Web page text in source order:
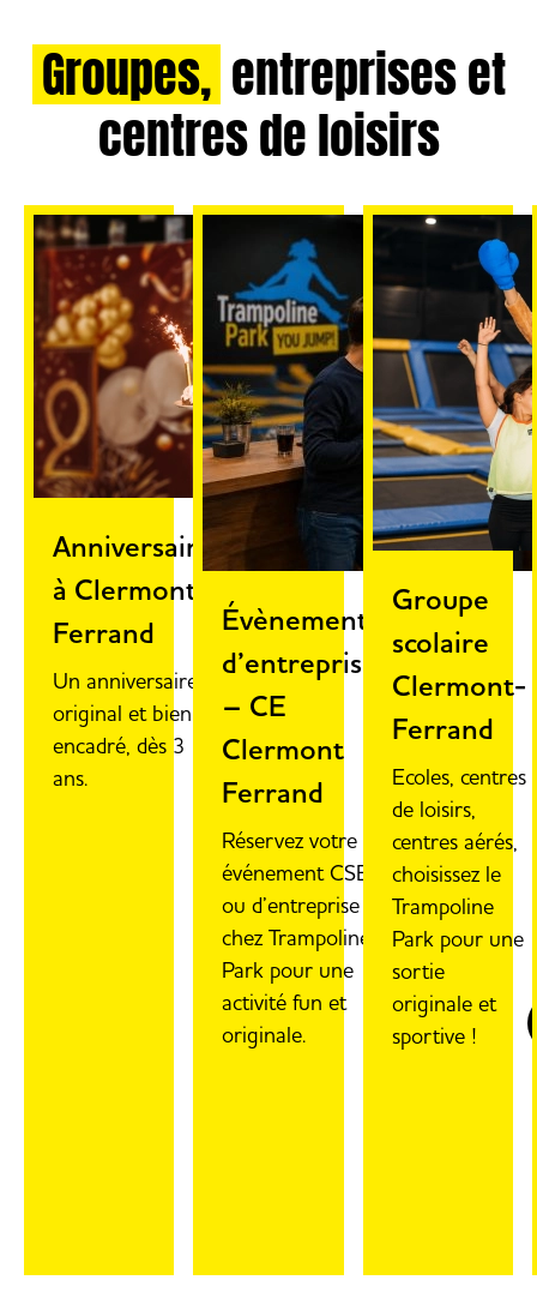
Groupes,entreprises et
centres de loisirs
Anniversaire
à Clermont-
Ferrand
Un anniversaire
original et bien
encadré, dès 3
ans.
Évènements
d’entreprise
– CE
Clermont
Ferrand
Réservez votre
événement CSE
ou d’entreprise
chez Trampoline
Park pour une
activité fun et
originale.
Groupe
scolaire
Clermont-
Ferrand
Ecoles, centres
de loisirs,
centres aérés,
choisissez le
Trampoline
Park pour une
sortie
originale et
sportive !